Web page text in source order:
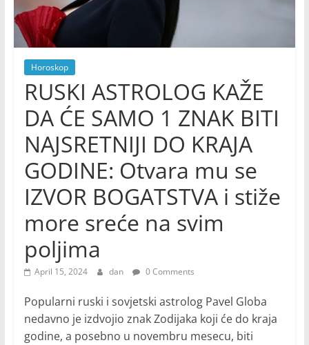
Horoskop
RUSKI ASTROLOG KAŽE
DA ĆE SAMO 1 ZNAK BITI
NAJSRETNIJI DO KRAJA
GODINE: Otvara mu se
IZVOR BOGATSTVA i stiže
more sreće na svim
poljima
April 15, 2024 dan 0 Comments
Popularni ruski i sovjetski astrolog Pavel Globa
nedavno je izdvojio znak Zodijaka koji će do kraja
godine, a posebno u novembru mesecu, biti